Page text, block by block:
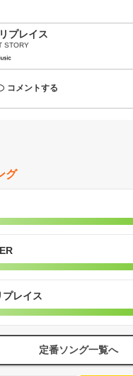
プレイス
STORY
コメントする
グ
レイス
定番ソング一覧へ